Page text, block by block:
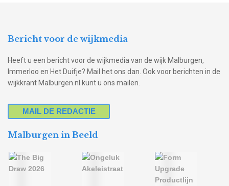
Bericht voor de wijkmedia
Heeft u een bericht voor de wijkmedia van de wijk Malburgen,
Immerloo en Het Duifje? Mail het ons dan. Ook voor berichten in de
wijkkrant Malburgen.nl kunt u ons mailen.
MAIL DE REDACTIE
Malburgen in Beeld